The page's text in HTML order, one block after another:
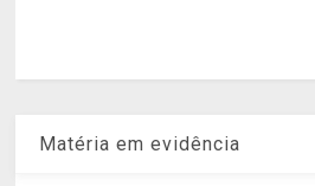
Matéria em evidência